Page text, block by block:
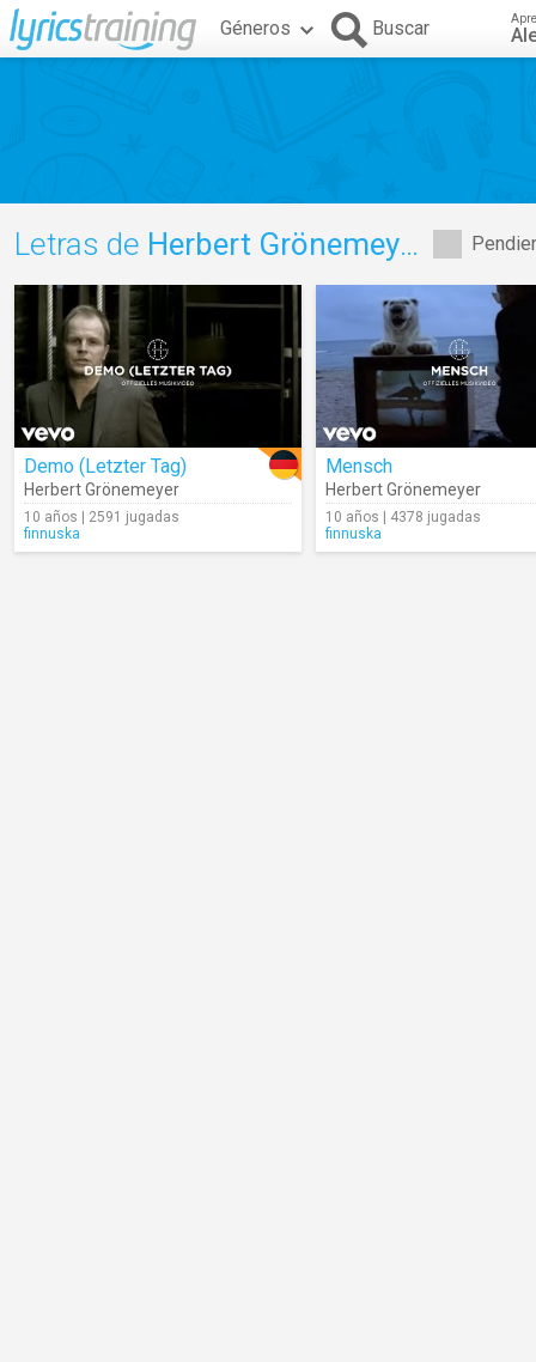
Géneros Buscar
Letras de Herbert Grönemeyer
Demo (Letzter Tag)
Herbert Grönemeyer
10 años | 2591 jugadas
finnuska
Mensch
Herbert Grönemeyer
10 años | 4378 jugadas
finnuska